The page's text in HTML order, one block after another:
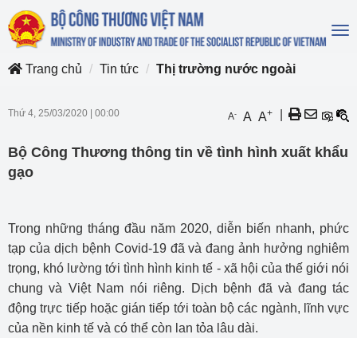
Trang chủ
Tin tức Thị trường nước ngoài
Thứ 4, 25/03/2020 00:00 A- A A+
Bộ Công Thương thông tin về tình hình xuất khẩu
gạo
Trong những tháng đầu năm 2020, diễn biến nhanh, phức
tạp của dịch bệnh Covid-19 đã và đang ảnh hưởng nghiêm
trọng, khó lường tới tình hình kinh tế - xã hội của thế giới nói
chung và Việt Nam nói riêng. Dịch bệnh đã và đang tác
động trực tiếp hoặc gián tiếp tới toàn bộ các ngành, lĩnh vực
của nền kinh tế và có thể còn lan tỏa lâu dài.